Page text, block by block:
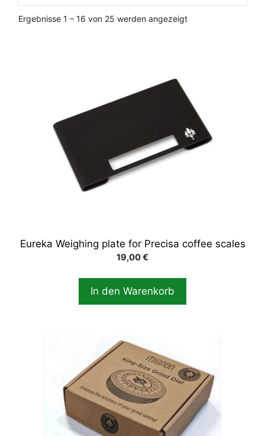
Ergebnisse 1 – 16 von 25 werden angezeigtNach
Eureka Weighing plate for Precisa coffee scales
19,00€
In den Warenkorb